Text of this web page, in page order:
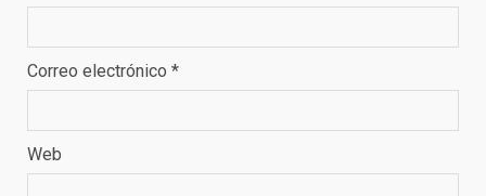
Correo electrónico *
Web